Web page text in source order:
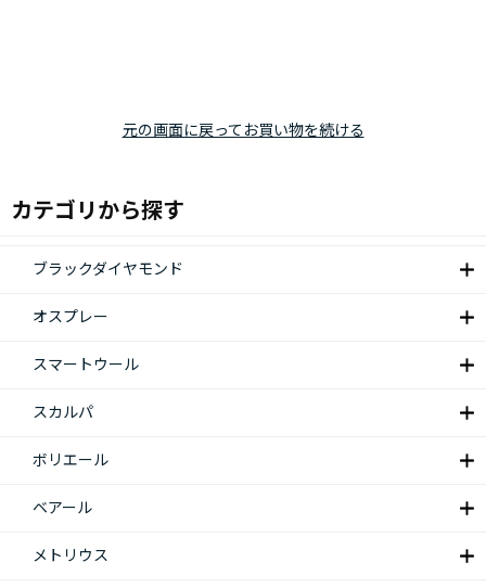
元の画面に戻ってお買い物を続ける
カテゴリから探す
ブラックダイヤモンド
オスプレー
スマートウール
スカルパ
ボリエール
ベアール
メトリウス